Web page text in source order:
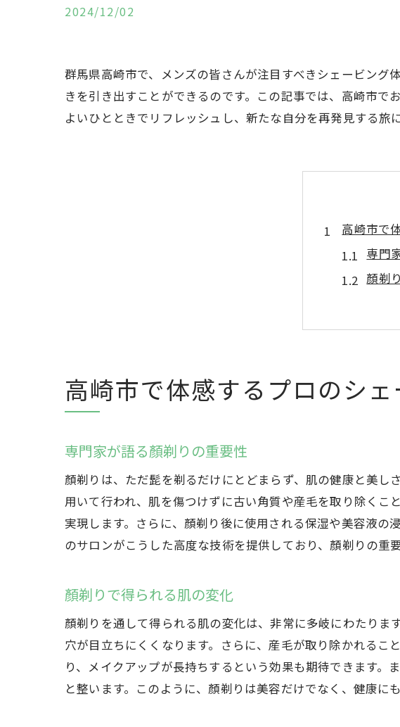
2024/12/02
群馬県高崎市で、メンズの皆さんが注目すべきシェービング
きを引き出すことができるのです。この記事では、高崎市
よいひとときでリフレッシュし、新たな自分を再発見する旅
高崎市で
専門
顏剃
高崎
プロ
顏
究極の顏
顏剃
高崎
最適
プロ
プロ
顏剃
高崎
顏剃
高崎市で体感するプロのシ
専門家が語る顏剃りの重要性
顏剃りは、ただ髭を剃るだけにとどまらず、肌の健康と美
用いて行われ、肌を傷つけずに古い角質や産毛を取り除く
実現します。さらに、顏剃り後に使用される保湿や美容液の
のサロンがこうした高度な技術を提供しており、顏剃りの重
顏剃りで得られる肌の変化
顏剃りを通して得られる肌の変化は、非常に多岐にわたりま
穴が目立ちにくくなります。さらに、産毛が取り除かれるこ
り、メイクアップが長持ちするという効果も期待できます
と整います。このように、顏剃りは美容だけでなく、健康に